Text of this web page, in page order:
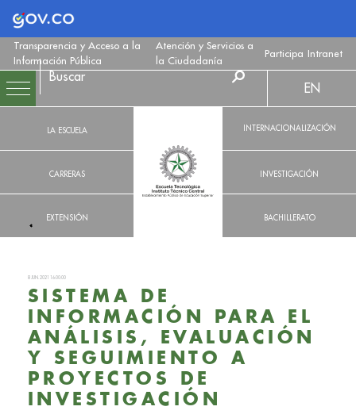
Logo Gobierno de Colombia
Transparencia y Acceso a la
Información Pública
Atención y Servicios a
la Ciudadanía
Participa Intranet
LA ESCUELA
CARRERAS
EXTENSIÓN
EN
INTERNACIONALIZACIÓN
INVESTIGACIÓN
BACHILLERATO
8 JUN. 2021 16:00:00
SISTEMA DE
INFORMACIÓN PARA EL
ANÁLISIS, EVALUACIÓN
Y SEGUIMIENTO A
PROYECTOS DE
INVESTIGACIÓN